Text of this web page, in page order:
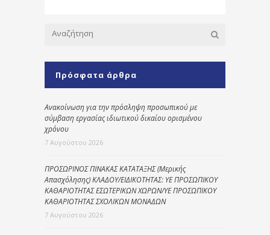
Πρόσφατα άρθρα
Ανακοίνωση για την πρόσληψη προσωπικού με
σύμβαση εργασίας ιδιωτικού δικαίου ορισμένου
χρόνου
7 Αυγούστου 2026
ΠΡΟΣΩΡΙΝΟΣ ΠΙΝΑΚΑΣ ΚΑΤΑΤΑΞΗΣ (Μερικής
Απασχόλησης) ΚΛΑΔΟΥ/ΕΙΔΙΚΟΤΗΤΑΣ: ΥΕ ΠΡΟΣΩΠΙΚΟΥ
ΚΑΘΑΡΙΟΤΗΤΑΣ ΕΣΩΤΕΡΙΚΩΝ ΧΩΡΩΝ/ΥΕ ΠΡΟΣΩΠΙΚΟΥ
ΚΑΘΑΡΙΟΤΗΤΑΣ ΣΧΟΛΙΚΩΝ ΜΟΝΑΔΩΝ
7 Αυγούστου 2026